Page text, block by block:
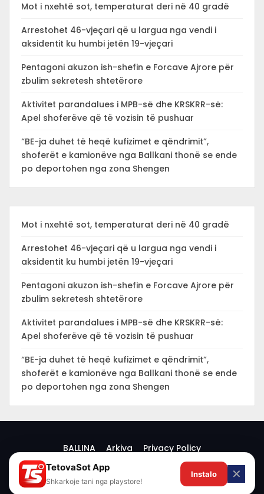
Mot i nxehtë sot, temperaturat deri në 40 gradë
Arrestohet 46-vjeçari që u largua nga vendi i
aksidentit ku humbi jetën 19-vjeçari
Pentagoni akuzon ish-shefin e Forcave Ajrore për
zbulim sekretesh shtetërore
Aktivitet parandalues i MPB-së dhe KRSKRR-së:
Apel shoferëve që të vozisin të pushuar
“BE-ja duhet të heqë kufizimet e qëndrimit”,
shoferët e kamionëve nga Ballkani thonë se ende
po deportohen nga zona Shengen
Mot i nxehtë sot, temperaturat deri në 40 gradë
Arrestohet 46-vjeçari që u largua nga vendi i
aksidentit ku humbi jetën 19-vjeçari
Pentagoni akuzon ish-shefin e Forcave Ajrore për
zbulim sekretesh shtetërore
Aktivitet parandalues i MPB-së dhe KRSKRR-së:
Apel shoferëve që të vozisin të pushuar
“BE-ja duhet të heqë kufizimet e qëndrimit”,
shoferët e kamionëve nga Ballkani thonë se ende
po deportohen nga zona Shengen
BALLINA Arkiva Privacy Policy
© 2026 -
TetovaSot App
Shkarkoje tani nga playstore!
Instalo ✕